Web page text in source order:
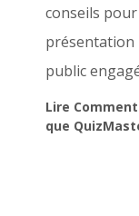
conseils
présentation
public
Lire
que